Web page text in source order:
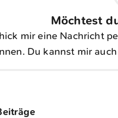
Möchtest
mir eine Nachricht
Du kannst mir